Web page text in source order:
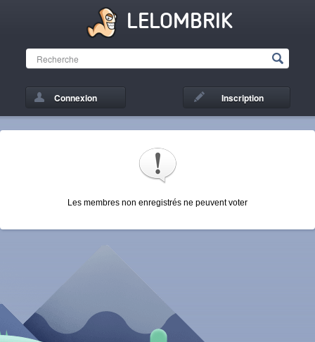
LELOMBRIK
Connexion Inscription
Les membres non enregistrés ne peuvent voter